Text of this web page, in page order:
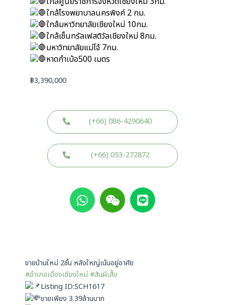
ใกล้โรงพยาบาลนครพิงค์ 2 กม.
ใกล้มหาวิทยาลัยเชียงใหม่ 10กม.
ใกล้เซ็นทรัลเฟสติวัลเชียงใหม่ 8กม.
มหาวิทยาลัยแม่โจ้ 7กม.
หาดกำเบ้อ500 เมตร
฿3,390,000
(+66) 086-4290640
(+66) 053-272872
W
h
a
p
p
W
e
i
L
i
n
ขายบ้านใหม่ 2ชั้น หลังใหญ่เน้นอยู่อาศัย
#อำเภอเมืองเชียงใหม่ #สันผีเสื้อ
Listing ID:SCH1617
ขายเพียง 3.39ล้านบาท